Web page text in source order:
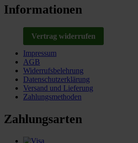
Informationen
Vertrag widerrufen
Impressum
AGB
Widerrufsbelehrung
Datenschutzerklärung
Versand und Lieferung
Zahlungsmethoden
Zahlungsarten